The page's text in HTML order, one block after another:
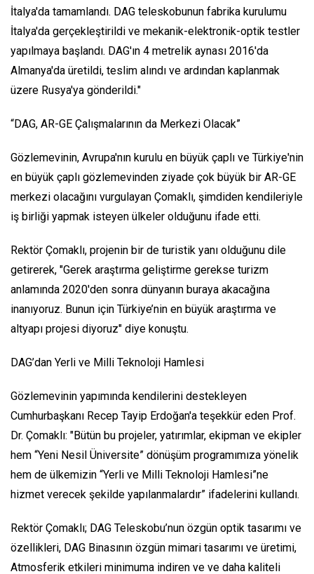
İtalya'da tamamlandı. DAG teleskobunun fabrika kurulumu
İtalya'da gerçekleştirildi ve mekanik-elektronik-optik testler
yapılmaya başlandı. DAG'ın 4 metrelik aynası 2016'da
Almanya'da üretildi, teslim alındı ve ardından kaplanmak
üzere Rusya'ya gönderildi."
“DAG, AR-GE Çalışmalarının da Merkezi Olacak”
Gözlemevinin, Avrupa'nın kurulu en büyük çaplı ve Türkiye'nin
en büyük çaplı gözlemevinden ziyade çok büyük bir AR-GE
merkezi olacağını vurgulayan Çomaklı, şimdiden kendileriyle
iş birliği yapmak isteyen ülkeler olduğunu ifade etti.
Rektör Çomaklı, projenin bir de turistik yanı olduğunu dile
getirerek, "Gerek araştırma geliştirme gerekse turizm
anlamında 2020'den sonra dünyanın buraya akacağına
inanıyoruz. Bunun için Türkiye’nin en büyük araştırma ve
altyapı projesi diyoruz" diye konuştu.
DAG’dan Yerli ve Milli Teknoloji Hamlesi
Gözlemevinin yapımında kendilerini destekleyen
Cumhurbaşkanı Recep Tayip Erdoğan'a teşekkür eden Prof.
Dr. Çomaklı: "Bütün bu projeler, yatırımlar, ekipman ve ekipler
hem “Yeni Nesil Üniversite” dönüşüm programımıza yönelik
hem de ülkemizin “Yerli ve Milli Teknoloji Hamlesi”ne
hizmet verecek şekilde yapılanmalardır” ifadelerini kullandı.
Rektör Çomaklı; DAG Teleskobu’nun özgün optik tasarımı ve
özellikleri, DAG Binasının özgün mimari tasarımı ve üretimi,
Atmosferik etkileri minimuma indiren ve ve daha kaliteli